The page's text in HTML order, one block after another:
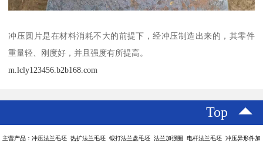
冲压圆片是在材料消耗不大的前提下，经冲压制造出来的，其零件
重量轻、刚度好，并且强度有所提高。
m.lcly123456.b2b168.com
Top
主营产品：冲压法兰毛坯 热扩法兰毛坯 锻打法兰盘毛坯 法兰加强圈 电杆法兰毛坯 冲压异形件加